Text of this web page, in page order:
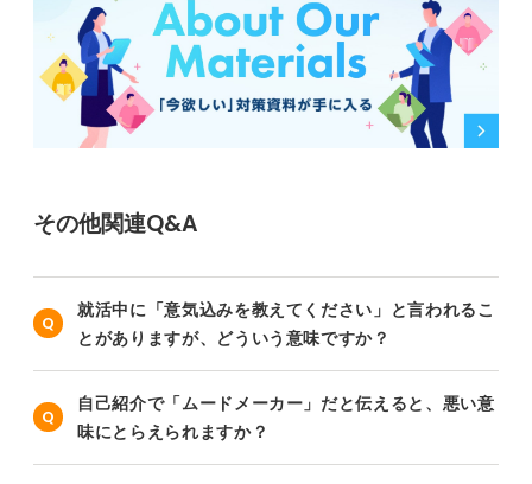
その他関連Q&A
就活中に「意気込みを教えてください」と言われるこ
とがありますが、どういう意味ですか？
自己紹介で「ムードメーカー」だと伝えると、悪い意
味にとらえられますか？